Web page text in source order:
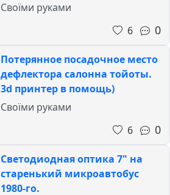
Своїми руками
6
0
Потерянное посадочное место
дефлектора салонна тойоты.
3d принтер в помощь)
Своїми руками
6
0
Светодиодная оптика 7" на
старенький микроавтобус
1980-го.